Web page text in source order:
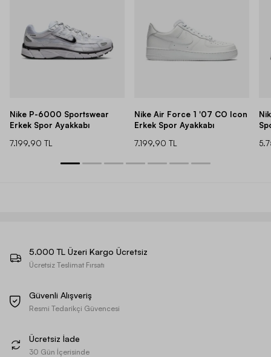
Nike P-6000 Sportswear
Erkek Spor Ayakkabı
7.199,90 TL
Nike Air Force 1 '07 CO Icon
Erkek Spor Ayakkabı
7.199,90 TL
5.000 TL Üzeri Kargo Ücretsiz
Ücretsiz Teslimat Fırsatı
Güvenli Alışveriş
Resmi Tedarikçi Güvencesi
Ücretsiz İade
30 Gün İçerisinde